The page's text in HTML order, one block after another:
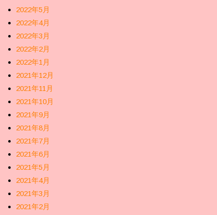
2022年5月
2022年4月
2022年3月
2022年2月
2022年1月
2021年12月
2021年11月
2021年10月
2021年9月
2021年8月
2021年7月
2021年6月
2021年5月
2021年4月
2021年3月
2021年2月